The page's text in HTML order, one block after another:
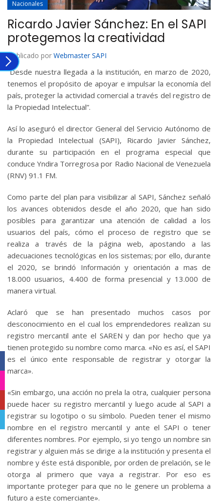
Nacionales
Ricardo Javier Sánchez: En el SAPI
protegemos la creatividad
Publicado por Webmaster SAPI
“Desde nuestra llegada a la institución, en marzo de 2020,
tenemos el propósito de apoyar e impulsar la economía del
país, proteger la actividad comercial a través del registro de
la Propiedad Intelectual”.
Así lo aseguró el director General del Servicio Autónomo de
la Propiedad Intelectual (SAPI), Ricardo Javier Sánchez,
durante su participación en el programa especial que
conduce Yndira Torregrosa por Radio Nacional de Venezuela
(RNV) 91.1 FM.
Como parte del plan para visibilizar al SAPI, Sánchez señaló
los avances obtenidos desde el año 2020, que han sido
posibles para garantizar una atención de calidad a los
usuarios del país, cómo el proceso de registro que se
realiza a través de la página web, apostando a las
adecuaciones tecnológicas en los sistemas; por ello, durante
el 2020, se brindó Información y orientación a mas de
18.000 usuarios, 4.400 de forma presencial y 13.000 de
manera virtual.
Aclaró que se han presentado muchos casos por
desconocimiento en el cual los emprendedores realizan su
registro mercantil ante el SAREN y dan por hecho que ya
tienen protegido su nombre como marca. «No es así, el SAPI
es el único ente responsable de registrar y otorgar la
marca».
«Sin embargo, una acción no prela la otra, cualquier persona
puede hacer su registro mercantil y luego acude al SAPI a
registrar su logotipo o su símbolo. Pueden tener el mismo
nombre en el registro mercantil y ante el SAPI o tener
diferentes nombres. Por ejemplo, si yo tengo un nombre sin
registrar y alguien más se dirige a la institución y presenta el
nombre y éste está disponible, por orden de prelación, se le
otorga al primero que vaya a registrar. Por eso es
importante proteger para que no le genere un problema a
futuro a este comerciante».
Facebook
YouTube
Telegram